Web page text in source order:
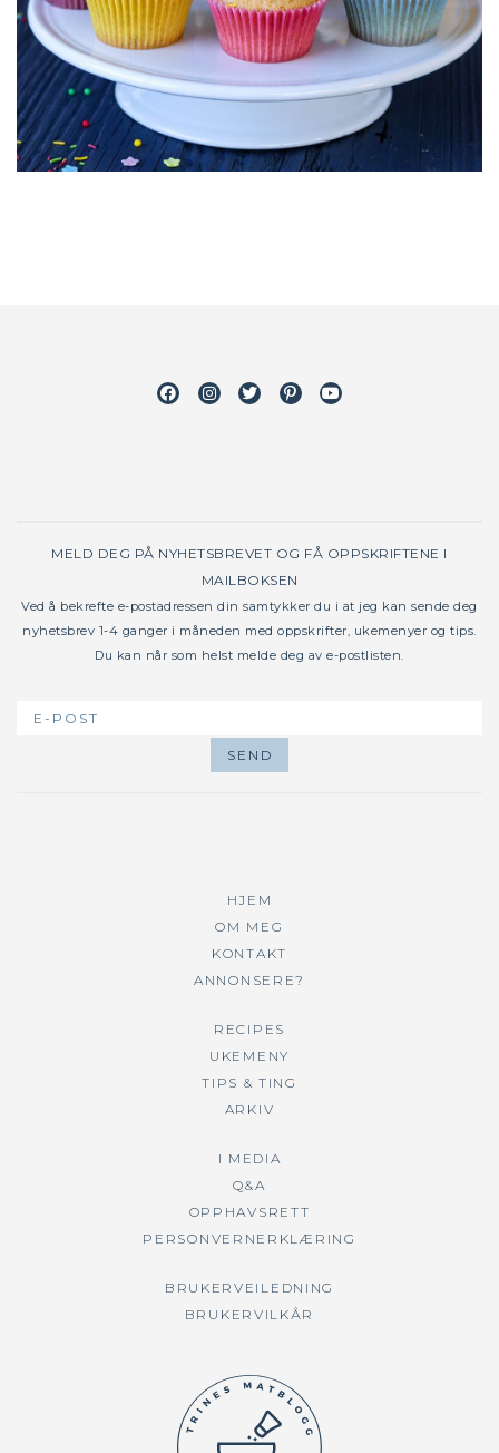
FacebookInstagram
TwitterPinterestYoutube
MELD DEG PÅ NYHETSBREVET OG FÅ OPPSKRIFTENE I
MAILBOKSEN
Ved å bekrefte e-postadressen din samtykker du i at jeg kan sende deg
nyhetsbrev 1-4 ganger i måneden med oppskrifter, ukemenyer og tips.
Du kan når som helst melde deg av e-postlisten.
HJEM
OM MEG
KONTAKT
ANNONSERE?
RECIPES
UKEMENY
TIPS & TING
ARKIV
I MEDIA
Q&A
OPPHAVSRETT
PERSONVERNERKLÆRING
BRUKERVEILEDNING
BRUKERVILKÅR